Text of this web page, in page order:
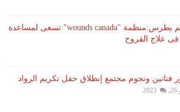
د.مريم بطرس:منظمة "wounds canada" تسعى لمساعدة
علاج القروح
فنانين ونجوم مجتمع إنطلاق حفل تكريم الرواد